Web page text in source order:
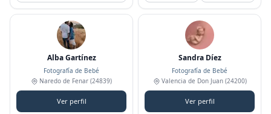
Alba Gartínez
Fotografía de Bebé
Naredo de Fenar (24839)
Ver perfil
Sandra Díez
Fotografía de Bebé
Valencia de Don Juan(24200)
Ver perfil